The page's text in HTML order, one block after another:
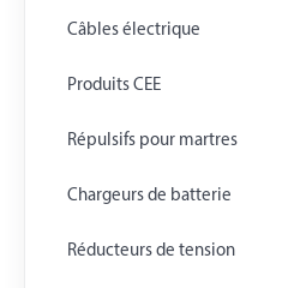
Câbles électrique
Produits CEE
Répulsifs pour martres
Chargeurs de batterie
Réducteurs de tension